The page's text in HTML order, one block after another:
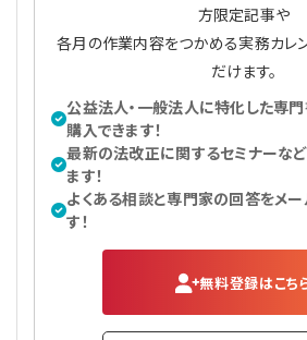
方限定記事や
各月の作業内容をつかめる実務カレ
だけます。
公益法人・一般法人に特化した専門
購入できます！
最新の法改正に関するセミナーな
ます！
よくある相談と専門家の回答をメ
す！
無料登録はこち